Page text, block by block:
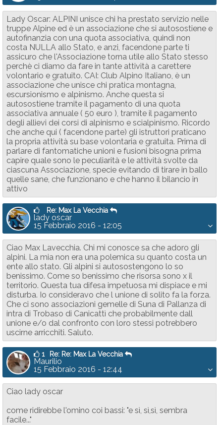
Lady Oscar: ALPINI unisce chi ha prestato servizio nelle
truppe Alpine ed è un associazione che si autosostiene e
autofinanzia con una quota associativa, quindi non
costa NULLA allo Stato, e anzi, facendone parte ti
assicuro che l'Associazione torna utile allo Stato stesso
perchè ci diamo da fare in tante attività a carettere
volontario e gratuito. CAI: Club Alpino Italiano, è un
associazione che unisce chi pratica montagna,
escursionismo e alpinismo. Anche questa si
autosostiene tramite il pagamento di una quota
associativa annuale ( 50 euro ), tramite il pagamento
degli allievi dei corsi di alpinismo e scialpinismo. Ricordo
che anche qui ( facendone parte) gli istruttori praticano
la propria attività su base volontaria e gratuita. Prima di
parlare di fantomatiche unioni e fusioni bisogna prima
capire quale sono le peculiarità e le attività svolte da
ciascuna Associazione, specie evitando di tirare in ballo
quelle sane, che funzionano e che hanno il bilancio in
attivo
Re: Max La Vecchia
lady oscar
15 Febbraio 2016 - 12:05
Ciao Max Lavecchia. Chi mi conosce sa che adoro gli
alpini. La mia non era una polemica su quanto costa un
ente allo stato. Gli alpini si autosostengono lo so
benissimo. Come so benissimo che risorsa sono x il
territorio. Questa tua difesa impetuosa mi dispiace e mi
disturba. Io consideravo che l unione di solito fa la forza.
Che ci sono associazioni gemelle di Suna di Pallanza di
intra di Trobaso di Canicattì che probabilmente dall
unione e/o dal confronto con loro stessi potrebbero
uscirne arricchiti. Saluto.
1 Re: Re: Max La Vecchia
Maurilio
15 Febbraio 2016 - 12:44
Ciao lady oscar
come ridirebbe l'omino coi bassi: "e sì, sì,sì, sembra
facile..."